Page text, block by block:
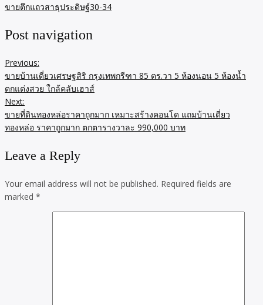
ขายตึกแถวสาธุประดิษฐ์30-34
Post navigation
Previous:
ขายบ้านเดี่ยวเศรษฐสิริ กรุงเทพกรีฑา 85 ตร.วา 5 ห้องนอน 5 ห้องน้ำ
ตกแต่งสวย ใกล้คลับเฮาส์
Next:
ขายที่ดินทองหล่อราคาถูกมาก เหมาะสร้างคอนโด แถมบ้านเดี่ยว
ทองหล่อ ราคาถูกมาก ตกตารางวาละ 990,000 บาท
Leave a Reply
Your email address will not be published. Required fields are
marked *